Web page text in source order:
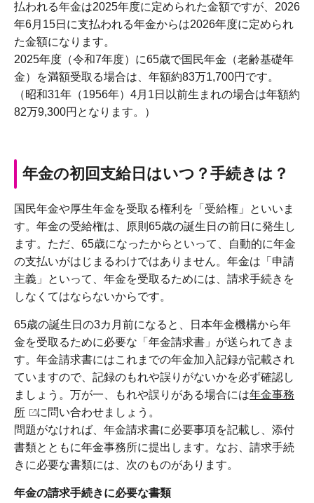
払われる年金は2025年度に定められた金額ですが、2026
年6月15日に支払われる年金からは2026年度に定められ
た金額になります。
2025年度（令和7年度）に65歳で国民年金（老齢基礎年
金）を満額受取る場合は、年額約83万1,700円です。
（昭和31年（1956年）4月1日以前生まれの場合は年額約
82万9,300円となります。）
年金の初回支給日はいつ？手続きは？
国民年金や厚生年金を受取る権利を「受給権」といいま
す。年金の受給権は、原則65歳の誕生日の前日に発生し
ます。ただ、65歳になったからといって、自動的に年金
の支払いがはじまるわけではありません。年金は「申請
主義」といって、年金を受取るためには、請求手続きを
しなくてはならないからです。
65歳の誕生日の3カ月前になると、日本年金機構から年
金を受取るために必要な「年金請求書」が送られてきま
す。年金請求書にはこれまでの年金加入記録が記載され
ていますので、記録のもれや誤りがないかを必ず確認し
ましょう。万が一、もれや誤りがある場合には年金事務
所
に問い合わせましょう。
問題がなければ、年金請求書に必要事項を記載し、添付
書類とともに年金事務所に提出します。なお、請求手続
きに必要な書類には、次のものがあります。
年金の請求手続きに必要な書類